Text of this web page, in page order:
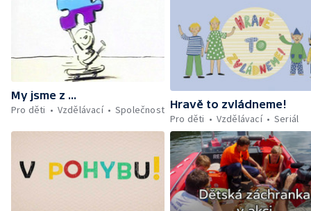
My jsme z ...
Pro děti
Vzdělávací Společnost Hravě to zvládneme!
Pro děti
Vzdělávací Seriál